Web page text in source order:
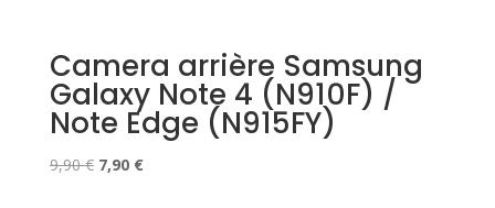
Camera arrière Samsung
Galaxy Note 4 (N910F) /
Note Edge (N915FY)
9,90€ Le
7,90 €Le